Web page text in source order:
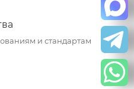
и стандартам